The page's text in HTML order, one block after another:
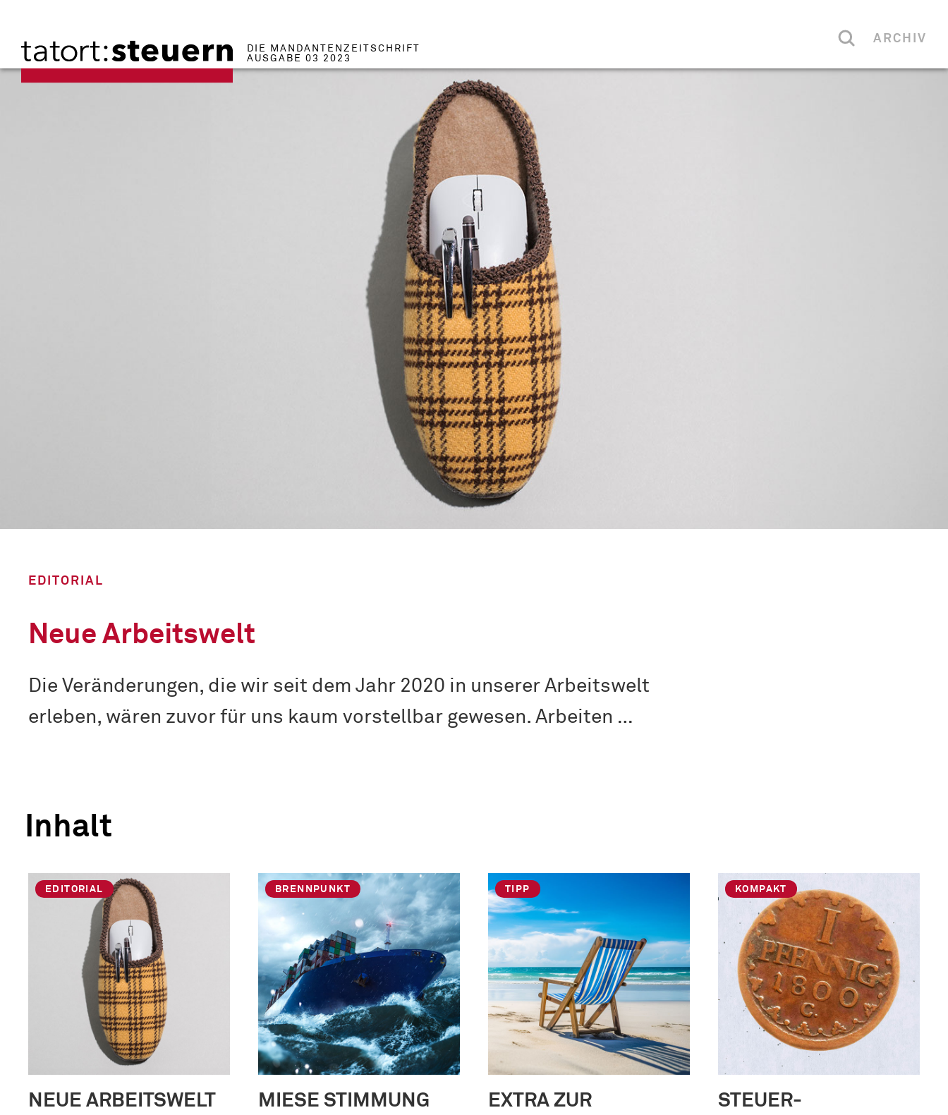
DIE MANDANTENZEITSCHRIFT
AUSGABE 03 2023
ARCHIV
EDITORIAL
Neue Arbeitswelt
Die Veränderungen, die wir seit dem Jahr 2020 in unserer Arbeitswelt
erleben, wären zuvor für uns kaum vorstellbar gewesen. Arbeiten …
Inhalt
EDITORIAL
NEUE ARBEITSWELT
BRENNPUNKT
MIESE STIMMUNG
TIPP
EXTRA ZUR
KOMPAKT
STEUER-